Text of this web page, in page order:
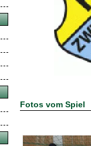
Fotos vom Spiel